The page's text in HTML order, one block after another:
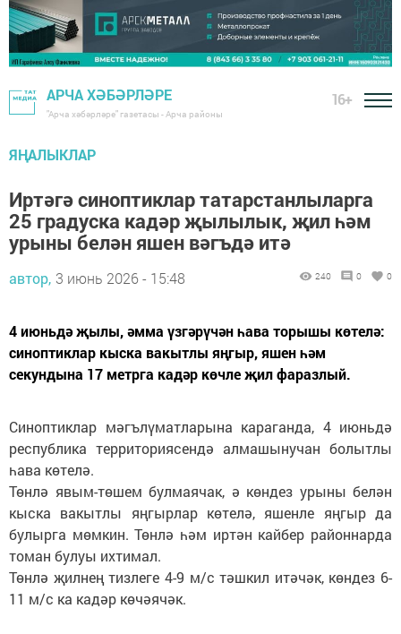
АРЧА ХӘБӘРЛӘРЕ
"Арча хәбәрләре" газетасы - Арча районы
16+
ЯҢАЛЫКЛАР
Иртәгә синоптиклар татарстанлыларга
25 градуска кадәр җылылык, җил һәм
урыны белән яшен вәгъдә итә
автор, 3 июнь 2026 - 15:48 240 0 0
4 июньдә җылы, әмма үзгәрүчән һава торышы көтелә:
синоптиклар кыска вакытлы яңгыр, яшен һәм
секундына 17 метрга кадәр көчле җил фаразлый.
Синоптиклар мәгълүматларына караганда, 4 июньдә
республика территориясендә алмашынучан болытлы
һава көтелә.
Төнлә явым-төшем булмаячак, ә көндез урыны белән
кыска вакытлы яңгырлар көтелә, яшенле яңгыр да
булырга мөмкин. Төнлә һәм иртән кайбер районнарда
томан булуы ихтимал.
Төнлә җилнең тизлеге 4-9 м/с тәшкил итәчәк, көндез 6-
11 м/с ка кадәр көчәячәк.